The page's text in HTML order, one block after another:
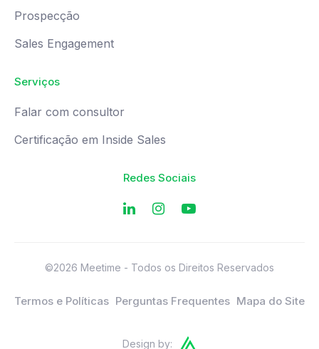
Prospecção
Sales Engagement
Serviços
Falar com consultor
Certificação em Inside Sales
Redes Sociais
©2026 Meetime - Todos os Direitos Reservados
Termos e Políticas Perguntas Frequentes Mapa do Site
Design by: